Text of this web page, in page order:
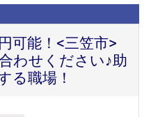
可能！<三笠市>
わせください♪助
る職場！